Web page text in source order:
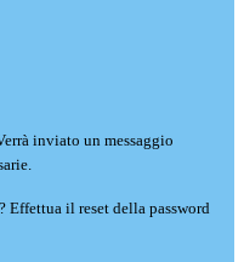
inviato un messaggio
Effettua il reset della password